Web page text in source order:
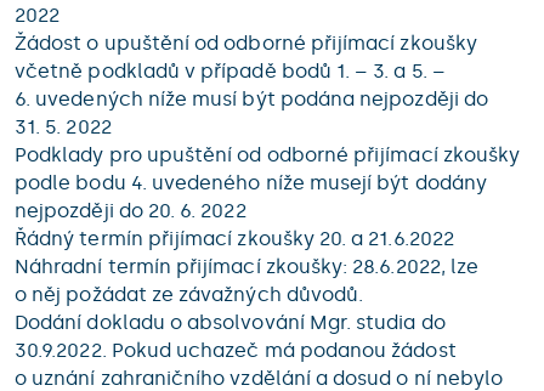
2022
Žádost o upuštění od odborné přijímací zkoušky
včetně podkladů v případě bodů 1. – 3. a 5. –
6. uvedených níže musí být podána nejpozději do
31. 5. 2022
Podklady pro upuštění od odborné přijímací zkoušky
podle bodu 4. uvedeného níže musejí být dodány
nejpozději do 20. 6. 2022
Řádný termín přijímací zkoušky 20. a 21.6.2022
Náhradní termín přijímací zkoušky: 28.6.2022, lze
o něj požádat ze závažných důvodů.
Dodání dokladu o absolvování Mgr. studia do
30.9.2022. Pokud uchazeč má podanou žádost
o uznání zahraničního vzdělání a dosud o ní nebylo